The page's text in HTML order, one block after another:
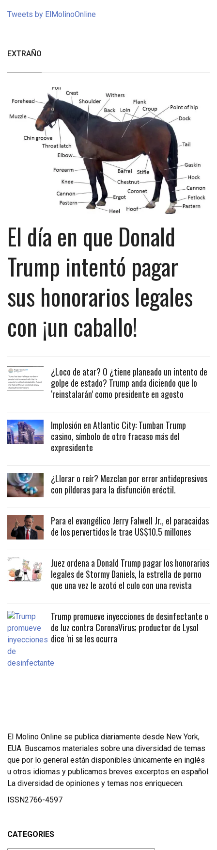
Tweets by ElMolinoOnline
EXTRAÑO
El día en que Donald
Trump intentó pagar
sus honorarios legales
con ¡un caballo!
¿Loco de atar? O ¿tiene planeado un intento de
golpe de estado? Trump anda diciendo que lo
‘reinstalarán’ como presidente en agosto
Implosión en Atlantic City: Tumban Trump
casino, símbolo de otro fracaso más del
expresidente
¿Llorar o reír? Mezclan por error antidepresivos
con píldoras para la disfunción eréctil.
Para el evangélico Jerry Falwell Jr., el paracaidas
de los pervertidos le trae US$10.5 millones
Juez ordena a Donald Trump pagar los honorarios
legales de Stormy Daniels, la estrella de porno
que una vez le azotó el culo con una revista
Trump promueve inyecciones de desinfectante o
de luz contra CoronaVirus; productor de Lysol
dice ‘ni se les ocurra
El Molino Online se publica diariamente desde New York,
EUA. Buscamos materiales sobre una diversidad de temas
que por lo general están disponibles únicamente en inglés
u otros idiomas y publicamos breves excerptos en español.
La diversidad de opiniones y temas nos enriquecen.
ISSN2766-4597
CATEGORIES